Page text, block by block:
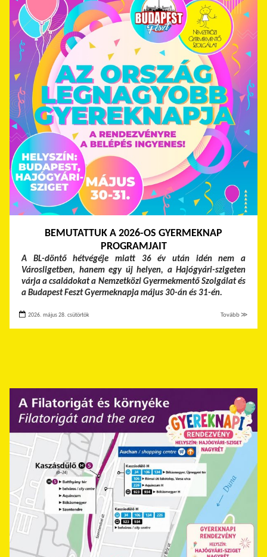
BEMUTATTUK A 2026-OS GYERMEKNAP
PROGRAMJAIT
A BL-döntő hétvégéje miatt 36 év után idén nem a
Városligetben, hanem egy új helyen, a Hajógyári-szigeten
várja a családokat a Nemzetközi Gyermekmentő Szolgálat és
a Budapest Feszt Gyermeknapja május 30-án és 31-én.
2026. május 28. csütörtök Tovább ≫